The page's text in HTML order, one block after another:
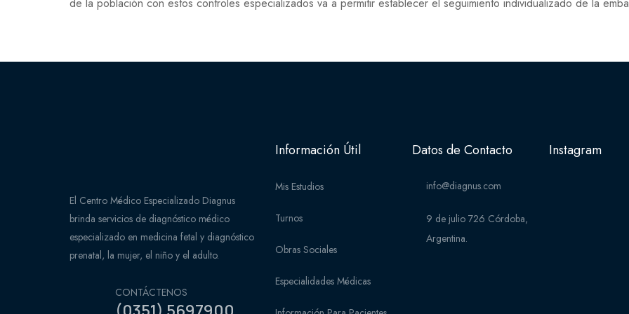
El Centro Médico Especializado Diagnus
brinda servicios de diagnóstico médico
especializado en medicina fetal y diagnóstico
prenatal, la mujer, el niño y el adulto.
CONTÁCTENOS
Información Útil
Mis Estudios
Turnos
Obras Sociales
Especialidades Médicas
Datos de Contacto
info@diagnus.com
9 de julio 726 Córdoba,
Argentina.
Instagram